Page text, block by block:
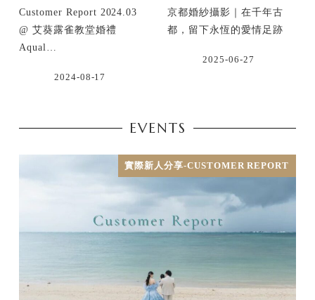
Customer Report 2024.03
@ 艾葵露雀教堂婚禮
Aqual…
2024-08-17
京都婚紗攝影｜在千年古
都，留下永恆的愛情足跡
2025-06-27
EVENTS
實際新人分享-CUSTOMER REPORT